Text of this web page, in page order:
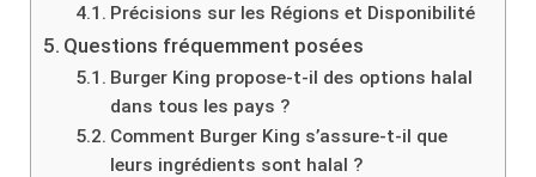
Précisions sur les Régions et Disponibilité
Questions fréquemment posées
Burger King propose-t-il des options halal
dans tous les pays ?
Comment Burger King s’assure-t-il que
leurs ingrédients sont halal ?